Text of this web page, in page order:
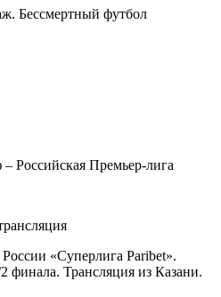
Бессмертный футбол
Российская Премьер-лига
«Суперлига Paribet».
Трансляция из Казани.